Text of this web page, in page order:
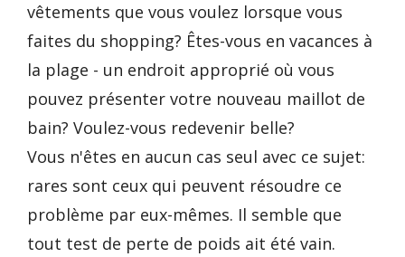
vêtements que vous voulez lorsque vous
faites du shopping? Êtes-vous en vacances à
la plage - un endroit approprié où vous
pouvez présenter votre nouveau maillot de
bain? Voulez-vous redevenir belle?
Vous n'êtes en aucun cas seul avec ce sujet:
rares sont ceux qui peuvent résoudre ce
problème par eux-mêmes. Il semble que
tout test de perte de poids ait été vain.